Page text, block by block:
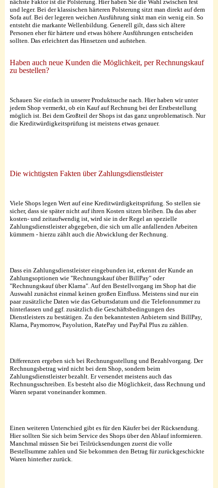
nächste Faktor ist die Polsterung. Hier haben Sie die Wahl zwischen fest
und leger. Bei der klassischen härteren Polsterung sitzt man direkt auf dem
Sofa auf. Bei der legeren weichen Ausführung sinkt man ein wenig ein. So
entsteht die markante Wellenbildung. Generell gilt, dass sich ältere
Personen eher für härtere und etwas höhere Ausführungen entscheiden
sollten. Das erleichtert das Hinsetzen und aufstehen.
Haben auch neue Kunden die Möglichkeit, per Rechnungskauf
zu bestellen?
Schauen Sie einfach in unserer Produktsuche nach. Hier haben wir unter
jedem Shop vermerkt, ob ein Kauf auf Rechnung bei der Erstbestellung
möglich ist. Bei dem Großteil der Shops ist das ganz unproblematisch. Nur
die Kreditwürdigkeitsprüfung ist meistens etwas genauer.
Die wichtigsten Fakten über Zahlungsdienstleister
Viele Shops legen Wert auf eine Kreditwürdigkeitsprüfung. So stellen sie
sicher, dass sie später nicht auf ihren Kosten sitzen bleiben. Da das aber
kosten- und zeitaufwendig ist, wird sie in der Regel an spezielle
Zahlungsdienstleister abgegeben, die sich um alle anfallenden Arbeiten
kümmern - hierzu zählt auch die Abwicklung der Rechnung.
Dass ein Zahlungsdienstleister eingebunden ist, erkennt der Kunde an
Zahlungsoptionen wie "Rechnungskauf über BillPay" oder
"Rechnungskauf über Klarna". Auf den Bestellvorgang im Shop hat die
Auswahl zunächst einmal keinen großen Einfluss. Meistens sind nur ein
paar zusätzliche Daten wie das Geburtsdatum und die Telefonnummer zu
hinterlassen und ggf. zusätzlich die Geschäftsbedingungen des
Dienstleisters zu bestätigen. Zu den bekanntesten Anbietern sind BillPay,
Klarna, Paymorrow, Payolution, RatePay und PayPal Plus zu zählen.
Differenzen ergeben sich bei Rechnungsstellung und Bezahlvorgang. Der
Rechnungsbetrag wird nicht bei dem Shop, sondern beim
Zahlungsdienstleister bezahlt. Er versendet meistens auch das
Rechnungsschreiben. Es besteht also die Möglichkeit, dass Rechnung und
Waren separat voneinander kommen.
Einen weiteren Unterschied gibt es für den Käufer bei der Rücksendung.
Hier sollten Sie sich beim Service des Shops über den Ablauf informieren.
Manchmal müssen Sie bei Teilrücksendungen zuerst die volle
Bestellsumme zahlen und Sie bekommen den Betrag für zurückgeschickte
Waren hinterher zurück.